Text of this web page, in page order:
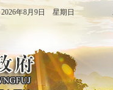
2026年8月9日 星期日